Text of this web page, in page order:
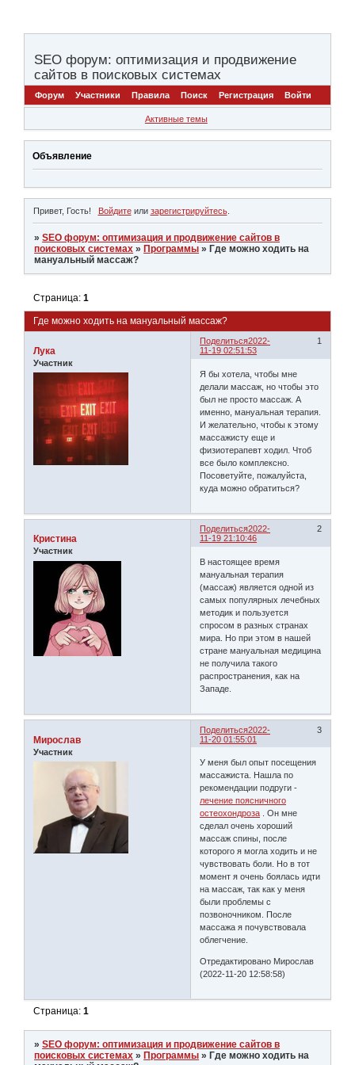
SEO форум: оптимизация и продвижение
сайтов в поисковых системах
Форум Участники Правила Поиск Регистрация Войти
Активные темы
Объявление
Привет, Гость! Войдитеили зарегистрируйтесь.
»SEO форум: оптимизация и продвижение сайтов в
поисковых системах » Программы » Где можно ходить на
мануальный массаж?
Где можно ходить на мануальный массаж?
Страница:1
Поделиться 1
2022-
11-19 02:51:53
Лука
Участник
Я бы хотела, чтобы мне
делали массаж, но чтобы это
был не просто массаж. А
именно, мануальная терапия.
И желательно, чтобы к этому
массажисту еще и
физиотерапевт ходил. Чтоб
все было комплексно.
Посоветуйте, пожалуйста,
куда можно обратиться?
Поделиться 2
2022-
11-19 21:10:46
Кристина
Участник
В настоящее время
мануальная терапия
(массаж) является одной из
самых популярных лечебных
методик и пользуется
спросом в разных странах
мира. Но при этом в нашей
стране мануальная медицина
не получила такого
распространения, как на
Западе.
Поделиться 3
2022-
11-20 01:55:01
Мирослав
Участник
У меня был опыт посещения
массажиста. Нашла по
рекомендации подруги -
лечение поясничного
остеохондроза . Он мне
сделал очень хороший
массаж спины, после
которого я могла ходить и не
чувствовать боли. Но в тот
момент я очень боялась идти
на массаж, так как у меня
были проблемы с
позвоночником. После
массажа я почувствовала
облегчение.
Отредактировано Мирослав
(2022-11-20 12:58:58)
Страница:1
»SEO форум: оптимизация и продвижение сайтов в
поисковых системах » Программы » Где можно ходить на